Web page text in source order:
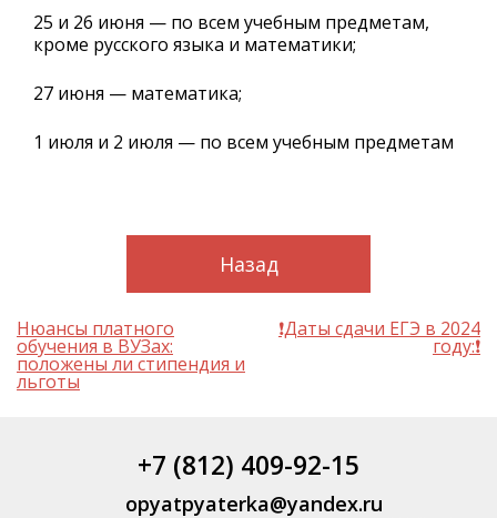
25 и 26 июня — по всем учебным предметам,
кроме русского языка и математики;
27 июня — математика;
1 июля и 2 июля — по всем учебным предметам
Назад
Навигация
по
записям
Нюансы платного
обучения в ВУЗах:
положены ли стипендия и
льготы
❗Даты сдачи ЕГЭ в 2024
году:❗
+7 (812) 409-92-15
opyatpyaterka@yandex.ru